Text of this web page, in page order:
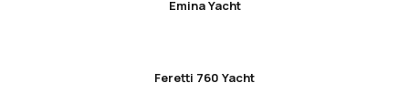
Emina Yacht
Feretti 760 Yacht